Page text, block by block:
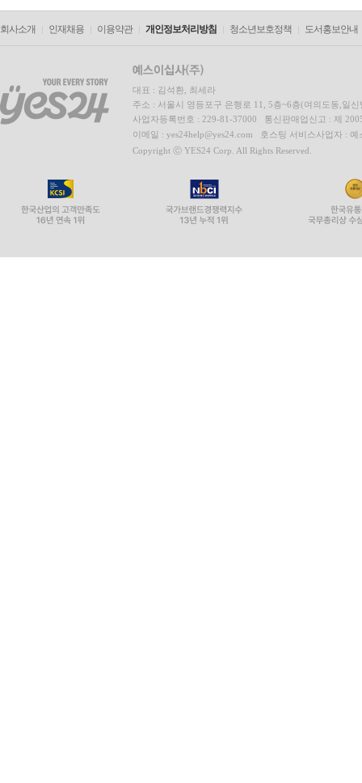
회사소개 인재채용 이용약관 개인정보처리방침 청소년보호정책 도서홍보안내
대표 : 김석환, 최세라
주소 : 서울시 영등포구 은행로 11, 5층~6층(여의도동,일신
사업자등록번호 : 229-81-37000 통신판매업신고 : 제
이메일 : yes24help@yes24.com 호스팅 서비스사업자 :
Copyright ⓒ YES24 Corp. All Rights Reserved.